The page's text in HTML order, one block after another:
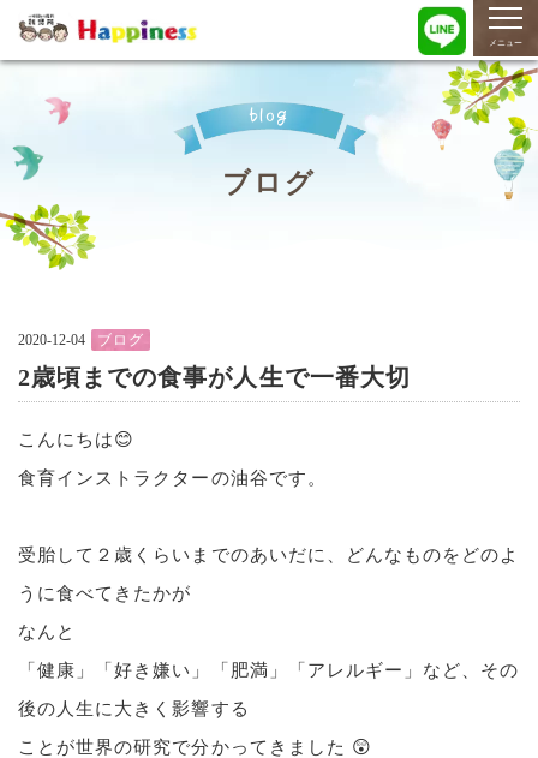
メニュー
blog
ブログ
2020-12-04 ブログ
2歳頃までの食事が人生で一番大切
こんにちは😊
食育インストラクターの油谷です。
受胎して２歳くらいまでのあいだに、どんなものをどのよ
うに食べてきたかが
なんと
「健康」「好き嫌い」「肥満」「アレルギー」など、その
後の人生に大きく影響する
ことが世界の研究で分かってきました 😲